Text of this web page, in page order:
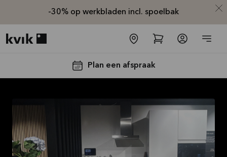
-30% op werkbladen incl. spoelbak
Plan een afspraak